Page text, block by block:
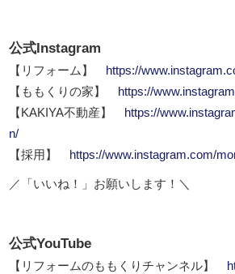
公式Instagram
【リフォーム】 https://
【ももくりの家】 https://
【KAKIYA不動産】 https://
n/
【採用】 https://www.instagram.com/
／「いいね！」お願いします！＼
公式YouTube
【リフォームのももくりチャンネル】